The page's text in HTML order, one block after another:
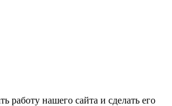
нашего сайта и сделать его